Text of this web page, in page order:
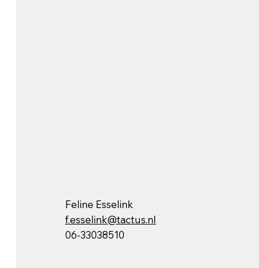
Feline Esselink
f.esselink@tactus.nl
06-33038510